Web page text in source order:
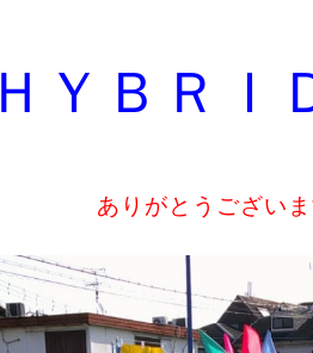
ＨＹＢＲ
ありがとうございま